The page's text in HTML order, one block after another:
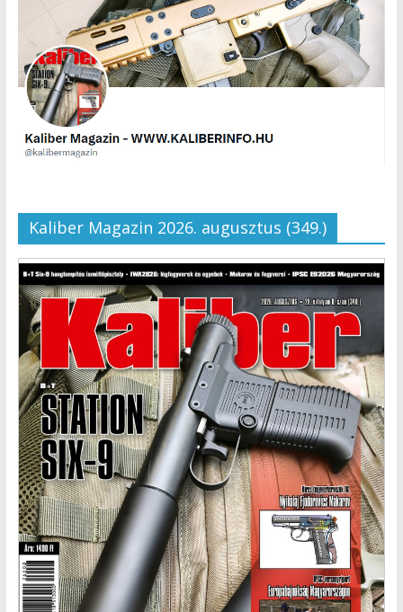
Kaliber Magazin 2026. augusztus (349.)